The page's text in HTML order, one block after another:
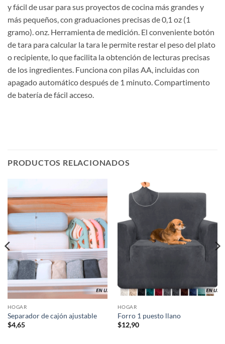
y fácil de usar para sus proyectos de cocina más grandes y
más pequeños, con graduaciones precisas de 0,1 oz (1
gramo). onz. Herramienta de medición. El conveniente botón
de tara para calcular la tara le permite restar el peso del plato
o recipiente, lo que facilita la obtención de lecturas precisas
de los ingredientes. Funciona con pilas AA, incluidas con
apagado automático después de 1 minuto. Compartimento
de batería de fácil acceso.
PRODUCTOS RELACIONADOS
HOGAR
Separador de cajón ajustable
$4,65
HOGAR
Forro 1 puesto llano
$12,90